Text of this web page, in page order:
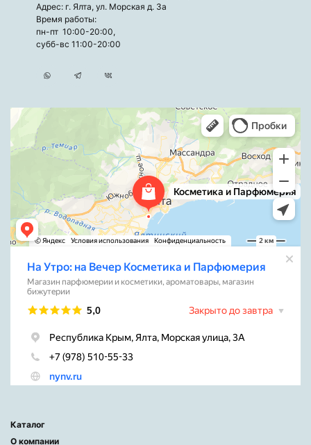
Адрес: г. Ялта, ул. Морская д. 3а
Время работы:
пн-пт 10:00-20:00,
субб-вс 11:00-20:00
Каталог
О компании